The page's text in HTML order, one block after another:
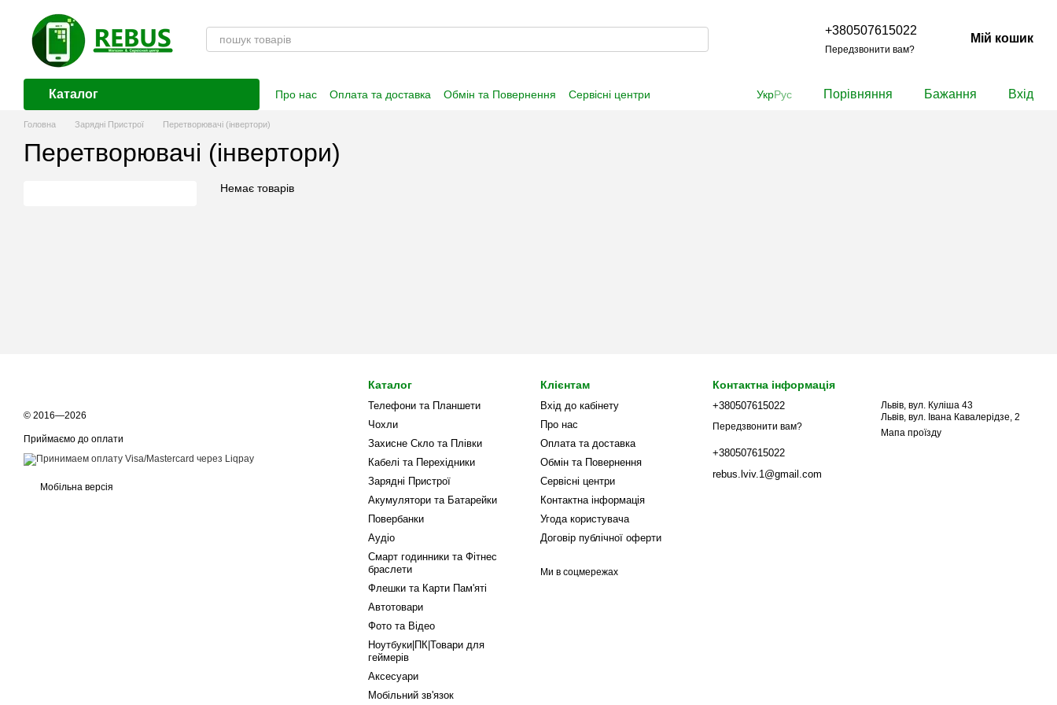
Перейти до основного контенту
+380507615022
Передзвонити вам?
Мій кошик
Каталог Про нас Оплата та доставка Обмін та Повернення
Сервісні центри
УкрРус Порівняння Бажання Вхід
Головна Зарядні Пристрої Перетворювачі (інвертори)
Перетворювачі (інвертори)
Немає товарів
© 2016—2026
Приймаємо до оплати
Мобільна версія
Каталог
Телефони та Планшети
Чохли
Захисне Скло та Плівки
Кабелі та Перехідники
Зарядні Пристрої
Акумулятори та Батарейки
Повербанки
Аудіо
Смарт годинники та Фітнес
браслети
Флешки та Карти Пам'яті
Автотовари
Фото та Відео
Ноутбуки|ПК|Товари для
геймерів
Аксесуари
Мобільний зв'язок
Клієнтам
Вхід до кабінету
Про нас
Оплата та доставка
Обмін та Повернення
Сервісні центри
Контактна інформація
Угода користувача
Договір публічної оферти
Ми в соцмережах
Контактна інформація
+380507615022
Передзвонити вам?
+380507615022
rebus.lviv.1@gmail.com
Львів, вул. Куліша 43
Львів, вул. Івана Кавалерідзе, 2
Мапа проїзду